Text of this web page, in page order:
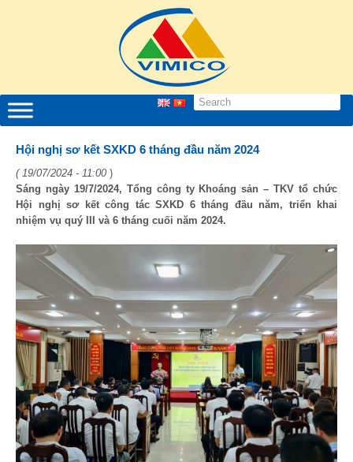
Hội nghị sơ kết SXKD 6 tháng đầu năm 2024
( 19/07/2024 - 11:00 )
Sáng ngày 19/7/2024, Tổng công ty Khoáng sản – TKV tổ chức
Hội nghị sơ kết công tác SXKD 6 tháng đầu năm, triển khai
nhiệm vụ quý III và 6 tháng cuối năm 2024.